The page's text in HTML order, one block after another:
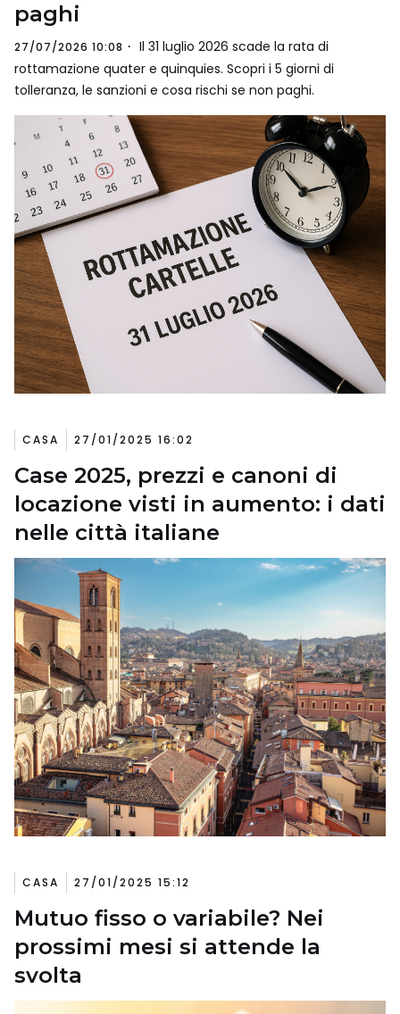
paghi
27/07/2026 10:08
Il 31 luglio 2026 scade la rata di
rottamazione quater e quinquies. Scopri i 5 giorni di
tolleranza, le sanzioni e cosa rischi se non paghi.
CASA 27/01/2025 16:02
Case 2025, prezzi e canoni di
locazione visti in aumento: i dati
nelle città italiane
CASA 27/01/2025 15:12
Mutuo fisso o variabile? Nei
prossimi mesi si attende la
svolta